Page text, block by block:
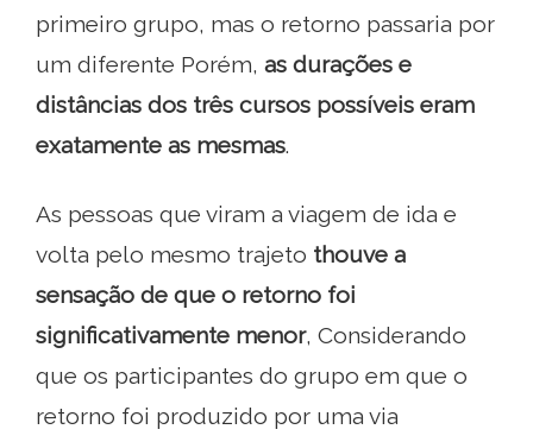
primeiro grupo, mas o retorno passaria por
um diferente Porém, as durações e
distâncias dos três cursos possíveis eram
exatamente as mesmas.
As pessoas que viram a viagem de ida e
volta pelo mesmo trajeto thouve a
sensação de que o retorno foi
significativamente menor, Considerando
que os participantes do grupo em que o
retorno foi produzido por uma via